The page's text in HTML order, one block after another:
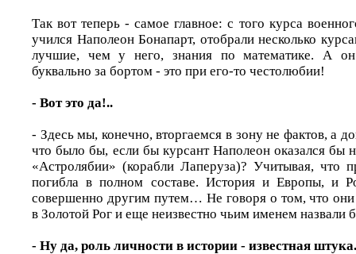
Так вот теперь - самое главное: с того курса
учился Наполеон Бонапарт, отобрали несколько
лучшие, чем у него, знания по математике. А он
буквально за бортом - это при его-то честолюбии!
- Вот это да!..
- Здесь мы, конечно, вторгаемся в зону не фактов, а
что было бы, если бы курсант Наполеон оказался бы
«Астролябии» (корабли Лаперуза)? Учитывая, что
погибла в полном составе. История и Европы, и
совершенно другим путем… Не говоря о том, что они
в Золотой Рог и еще неизвестно чьим именем назвали
- Ну да, роль личности в истории - известная штука.